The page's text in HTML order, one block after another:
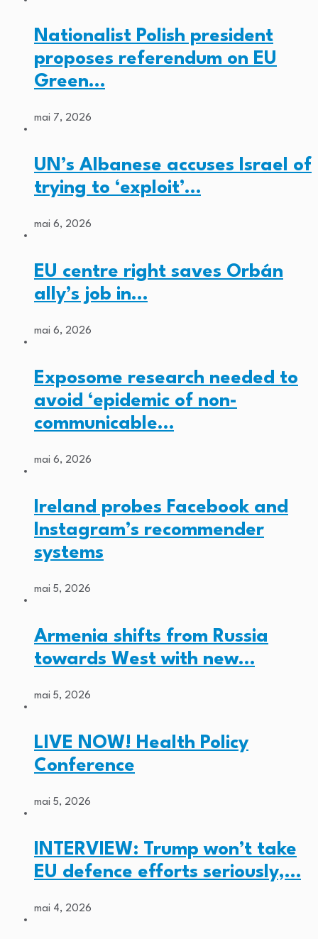
Nationalist Polish president
proposes referendum on EU
Green…
mai 7, 2026
UN’s Albanese accuses Israel of
trying to ‘exploit’…
mai 6, 2026
EU centre right saves Orbán
ally’s job in…
mai 6, 2026
Exposome research needed to
avoid ‘epidemic of non-
communicable…
mai 6, 2026
Ireland probes Facebook and
Instagram’s recommender
systems
mai 5, 2026
Armenia shifts from Russia
towards West with new…
mai 5, 2026
LIVE NOW! Health Policy
Conference
mai 5, 2026
INTERVIEW: Trump won’t take
EU defence efforts seriously,…
mai 4, 2026